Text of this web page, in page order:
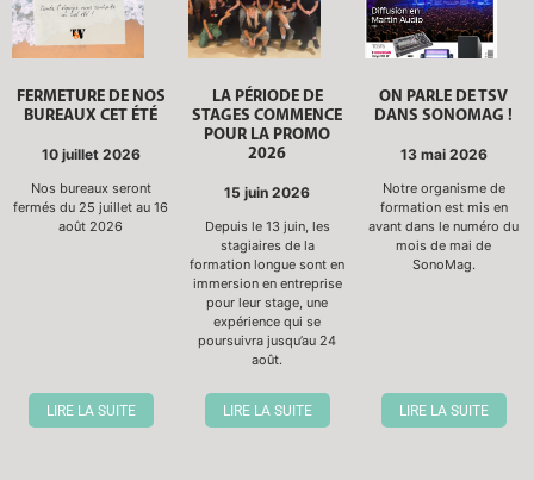
FERMETURE DE NOS
BUREAUX CET ÉTÉ
10 juillet 2026
Nos bureaux seront
fermés du 25 juillet au 16
août 2026
LIRE LA SUITE
LA PÉRIODE DE
STAGES COMMENCE
POUR LA PROMO
2026
15 juin 2026
Depuis le 13 juin, les
stagiaires de la
formation longue sont en
immersion en entreprise
pour leur stage, une
expérience qui se
poursuivra jusqu’au 24
août.
LIRE LA SUITE
ON PARLE DE TSV
DANS SONOMAG !
13 mai 2026
Notre organisme de
formation est mis en
avant dans le numéro du
mois de mai de
SonoMag.
LIRE LA SUITE